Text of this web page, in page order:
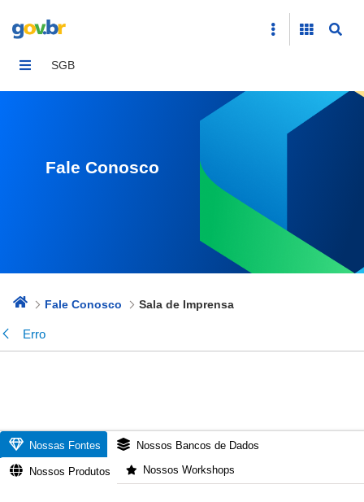
SGB
Fale Conosco
Fale Conosco Sala de Imprensa
Voltar
Erro
Nossas Fontes Nossos Bancos de Dados
Nossos Produtos Nossos Workshops